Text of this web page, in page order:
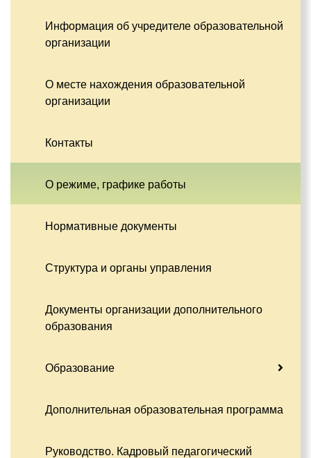
Информация об учредителе образовательной
организации
О месте нахождения образовательной
организации
Контакты
О режиме, графике работы
Нормативные документы
Структура и органы управления
Документы организации дополнительного
образования
Образование
Дополнительная образовательная программа
Руководство. Кадровый педагогический